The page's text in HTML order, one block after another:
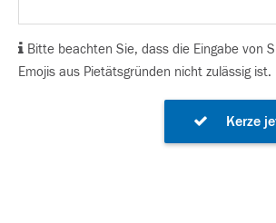
Bitte beachten Sie, dass die Eingabe von
Emojis aus Pietätsgründen nicht zulässig ist.
Kerze